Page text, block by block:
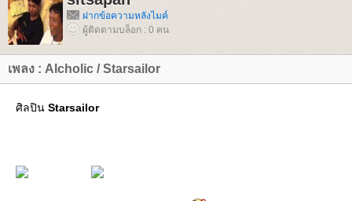
ฝากข้อความหลังไมค์
ผู้ติดตามบล็อก : 0 คน
เพลง : Alcholic / Starsailor
ศิลปิน Starsailor